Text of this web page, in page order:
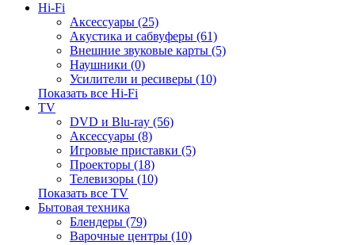
Hi-Fi
Аксессуары (25)
Акустика и сабвуферы (61)
Внешние звуковые карты (5)
Наушники (0)
Усилители и ресиверы (10)
Показать все Hi-Fi
TV
DVD и Blu-ray (56)
Аксессуары (8)
Игровые приставки (5)
Проекторы (18)
Телевизоры (10)
Показать все TV
Бытовая техника
Блендеры (79)
Варочные центры (10)